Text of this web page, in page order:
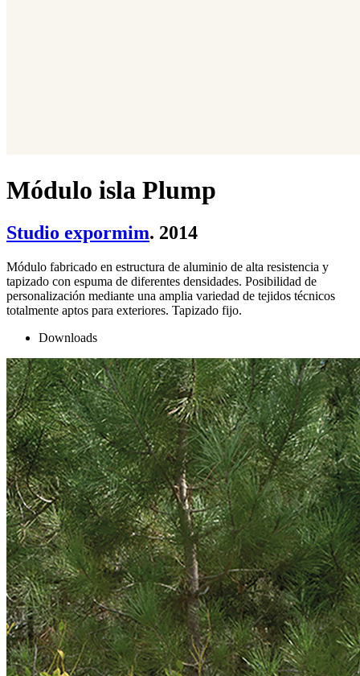
Módulo isla Plump
Studio expormim. 2014
Módulo fabricado en estructura de aluminio de alta resistencia y
tapizado con espuma de diferentes densidades. Posibilidad de
personalización mediante una amplia variedad de tejidos técnicos
totalmente aptos para exteriores. Tapizado fijo.
Downloads